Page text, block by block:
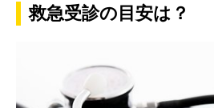
救急受診の目安は？